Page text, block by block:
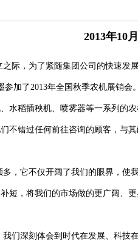
2013年10
，为了紧随集团公司的快速发展
参加了2013年全国秋季农机展销
水稻插秧机、喷雾器等一系列的
不错过任何前往咨询的顾客，与
它不仅开阔了我们的眼界，使我
短，将我们的市场做的更广阔、
深刻体会到时代在发展、科技在